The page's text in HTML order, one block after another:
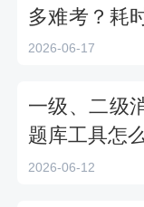
多难考？耗
完这篇2026
2026-06-17
一级、二级
题库工具怎
实战测评与
2026-06-12